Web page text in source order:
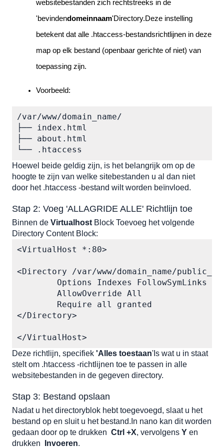
websitebestanden zich rechtstreeks in de
'bevindendomeinnaam'Directory.Deze instelling
betekent dat alle .htaccess-bestandsrichtlijnen in deze
map op elk bestand (openbaar gerichte of niet) van
toepassing zijn.
Voorbeeld:
/var/www/domain_name/
├── index.html
├── about.html
└── .htaccess
Hoewel beide geldig zijn, is het belangrijk om op de
hoogte te zijn van welke sitebestanden u al dan niet
door het .htaccess -bestand wilt worden beïnvloed.
Stap 2: Voeg 'ALLAGRIDE ALLE' Richtlijn toe
Binnen de Virtualhost Block Toevoeg het volgende
Directory Content Block:
<VirtualHost *:80>
<Directory /var/www/domain_name/
Options Indexes FollowSymLinks
AllowOverride All
Require all granted
</Directory>
</VirtualHost>
Deze richtlijn, specifiek 'Alles toestaan'Is wat u in staat
stelt om .htaccess -richtlijnen toe te passen in alle
websitebestanden in de gegeven directory.
Stap 3: Bestand opslaan
Nadat u het directoryblok hebt toegevoegd, slaat u het
bestand op en sluit u het bestand.In nano kan dit worden
gedaan door op te drukken Ctrl +X, vervolgens Y en
drukken
Invoeren.